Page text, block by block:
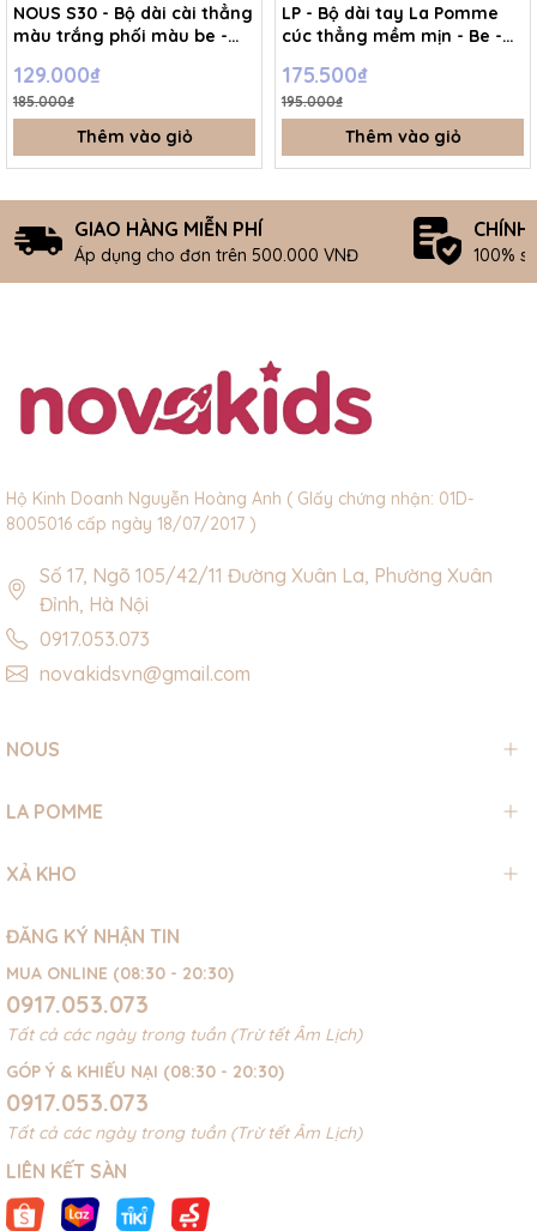
NOUS S30 - Bộ dài cài thẳng
màu trắng phối màu be -
129.000₫
185.000₫
Thêm vào giỏ
LP - Bộ dài tay La Pomme
cúc thẳng mềm mịn - Be -
175.500₫
195.000₫
Thêm vào giỏ
GIAO HÀNG MIỄN PHÍ
Áp dụng cho đơn trên 500.000 VNĐ
CHÍNH
100%
Hộ Kinh Doanh Nguyễn Hoàng Anh ( GIấy chứng nhận: 01D-
8005016 cấp ngày 18/07/2017 )
Số 17, Ngõ 105/42/11 Đường Xuân La, Phường Xuân
Đỉnh, Hà Nội
0917.053.073
novakidsvn@gmail.com
NOUS
LA POMME
XẢ KHO
ĐĂNG KÝ NHẬN TIN
MUA ONLINE (08:30 - 20:30)
0917.053.073
Tất cả các ngày trong tuần (Trừ tết Âm Lịch)
GÓP Ý & KHIẾU NẠI (08:30 - 20:30)
0917.053.073
Tất cả các ngày trong tuần (Trừ tết Âm Lịch)
LIÊN KẾT SÀN